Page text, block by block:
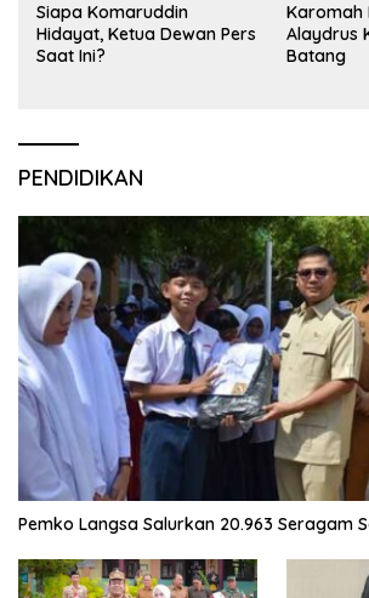
Siapa Komaruddin
Hidayat, Ketua Dewan Pers
Saat Ini?
Karomah
Alaydrus
Batang
PENDIDIKAN
Pemko Langsa Salurkan 20.963 Seragam